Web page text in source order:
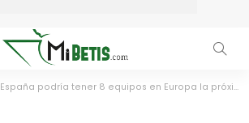
España podría tener 8 equipos en Europa la próxima temporada